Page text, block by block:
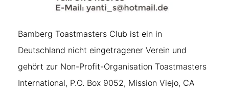
Bamberg Toastmasters Club ist ein in
Deutschland nicht eingetragener Verein und
gehört zur Non-Profit-Organisation Toastmasters
International, P.O. Box 9052, Mission Viejo, CA